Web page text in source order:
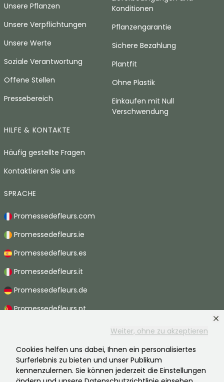
Weiter, ohne zu akzeptieren
Cookies helfen uns dabei, Ihnen ein personalisiertes
Surferlebnis zu bieten und unser Publikum
kennenzulernen. Sie können jederzeit die Einstellungen
Unsere Pflanzen
Unsere Verpflichtungen
Unsere Werte
Soziale Verantwortung
Offene Stellen
Pressebereich
Konditionen
Pflanzengarantie
Sichere Bezahlung
Plantfit
Ohne Plastik
Einkaufen mit Null
Verschwendung
HILFE & KONTAKTE
Häufig gestellte Fragen
Kontaktieren Sie uns
SPRACHE
Promessedefleurs.com
Promessedefleurs.ie
Promessedefleurs.es
Promessedefleurs.it
Promessedefleurs.de
Promessedefleurs.pt
Promessedefleurs.be
Promessedefleurs.ch